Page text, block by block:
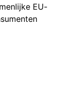
EU-